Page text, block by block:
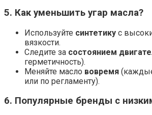
5. Как уменьшить угар масла?
Используйте синтетику с
вязкости.
Следите за состоянием
герметичность).
Меняйте масло вовремя
или по регламенту).
6. Популярные бренды с